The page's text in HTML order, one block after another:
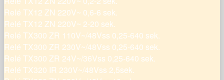
Relé TX12 ZN 220V~ 0,6-6 sek.
Relé TX12 ZN 220V~ 2-20 sek.
Relé TX300 ZR 110V~/48Vss 0,25-640 sek.
Relé TX300 ZR 230V~/48Vss 0,25-640 sek.
Relé TX300 ZR 24V~/36Vss 0,25-640 sek.
Relé TX320 IR 230V~/48Vss 2,5sek.